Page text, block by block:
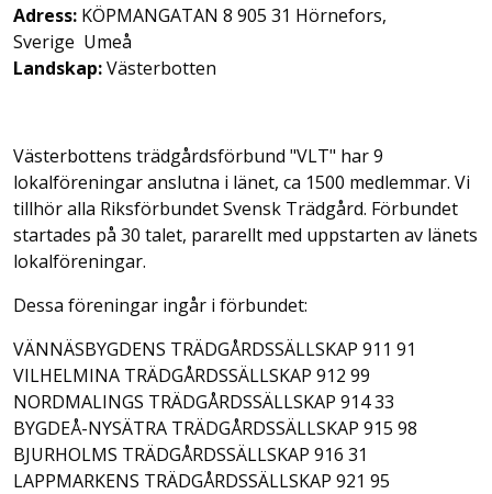
Adress: KÖPMANGATAN 8 905 31 Hörnefors,
Sverige Umeå
Landskap:Västerbotten
Västerbottens trädgårdsförbund "VLT" har 9
lokalföreningar anslutna i länet, ca 1500 medlemmar. Vi
tillhör alla Riksförbundet Svensk Trädgård. Förbundet
startades på 30 talet, pararellt med uppstarten av länets
lokalföreningar.
Dessa föreningar ingår i förbundet:
VÄNNÄSBYGDENS TRÄDGÅRDSSÄLLSKAP 911 91
VILHELMINA TRÄDGÅRDSSÄLLSKAP 912 99
NORDMALINGS TRÄDGÅRDSSÄLLSKAP 914 33
BYGDEÅ-NYSÄTRA TRÄDGÅRDSSÄLLSKAP 915 98
BJURHOLMS TRÄDGÅRDSSÄLLSKAP 916 31
LAPPMARKENS TRÄDGÅRDSSÄLLSKAP 921 95